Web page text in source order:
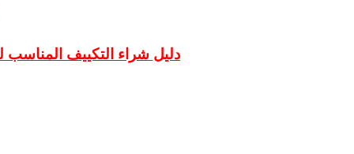
دليل شراء التكييف المناسب